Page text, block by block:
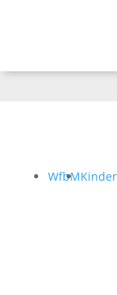
WfbM